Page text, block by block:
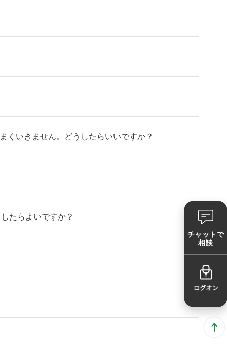
くいきません。どうしたらいいですか？
たらよいですか？
チャットで
相談